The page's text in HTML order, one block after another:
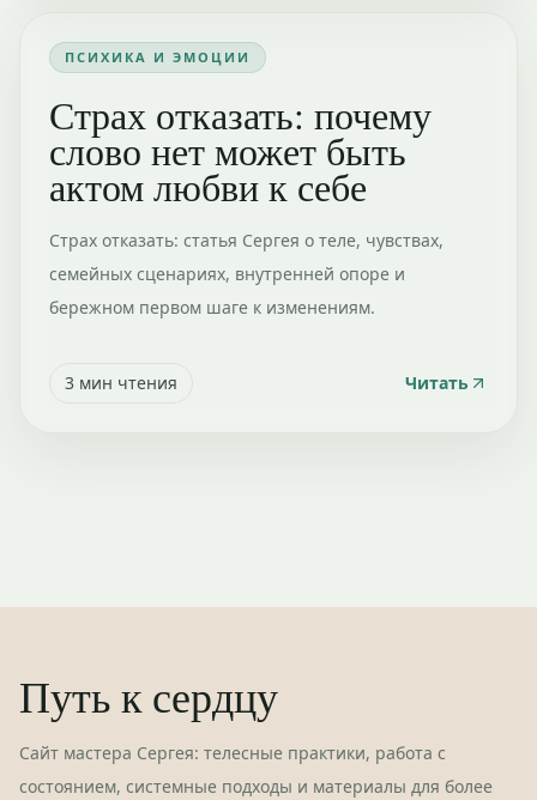
ПСИХИКА И ЭМОЦИИ
Страх отказать: почему
слово нет может быть
актом любви к себе
Страх отказать: статья Сергея о теле, чувствах,
семейных сценариях, внутренней опоре и
бережном первом шаге к изменениям.
3 мин чтения Читать
Путь к сердцу
Сайт мастера Сергея: телесные практики, работа с
состоянием, системные подходы и материалы для более